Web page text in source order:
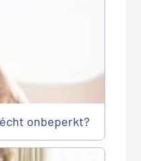
onbeperkt?